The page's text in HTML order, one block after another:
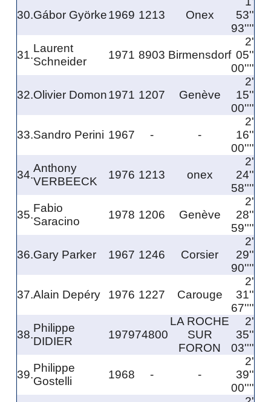
30.Gábor Györke1969 1213 Onex
53''
93''''
31.
Laurent
Schneider
1971 8903 Birmensdorf
2'
05''
00''''
32.Olivier Domon1971 1207 Genève
2'
15''
00''''
33.Sandro Perini 1967 - -
2'
16''
00''''
34.
Anthony
VERBEECK
1976 1213 onex
2'
24''
58''''
35.
Fabio
Saracino
1978 1206 Genève
2'
28''
59''''
36.Gary Parker 1967 1246 Corsier
2'
29''
90''''
37.Alain Depéry 1976 1227 Carouge
2'
31''
67''''
38.
Philippe
DIDIER
197974800
LA ROCHE
SUR
FORON
2'
35''
03''''
39.
Philippe
Gostelli
1968 - -
2'
39''
00''''